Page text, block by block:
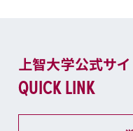
上智大学公式サ
QUICK LINK